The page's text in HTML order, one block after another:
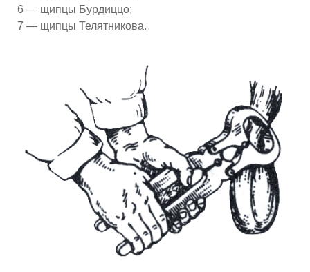
6 — щипцы Бурдиццо;
7 — щипцы Телятникова.